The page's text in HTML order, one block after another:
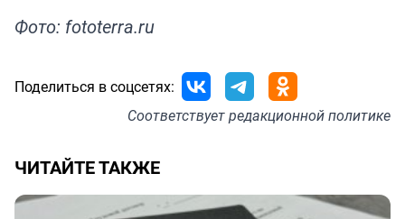
Фото: fototerra.ru
Поделиться в соцсетях:
Соответствуетредакционной политике
ЧИТАЙТЕ ТАКЖЕ